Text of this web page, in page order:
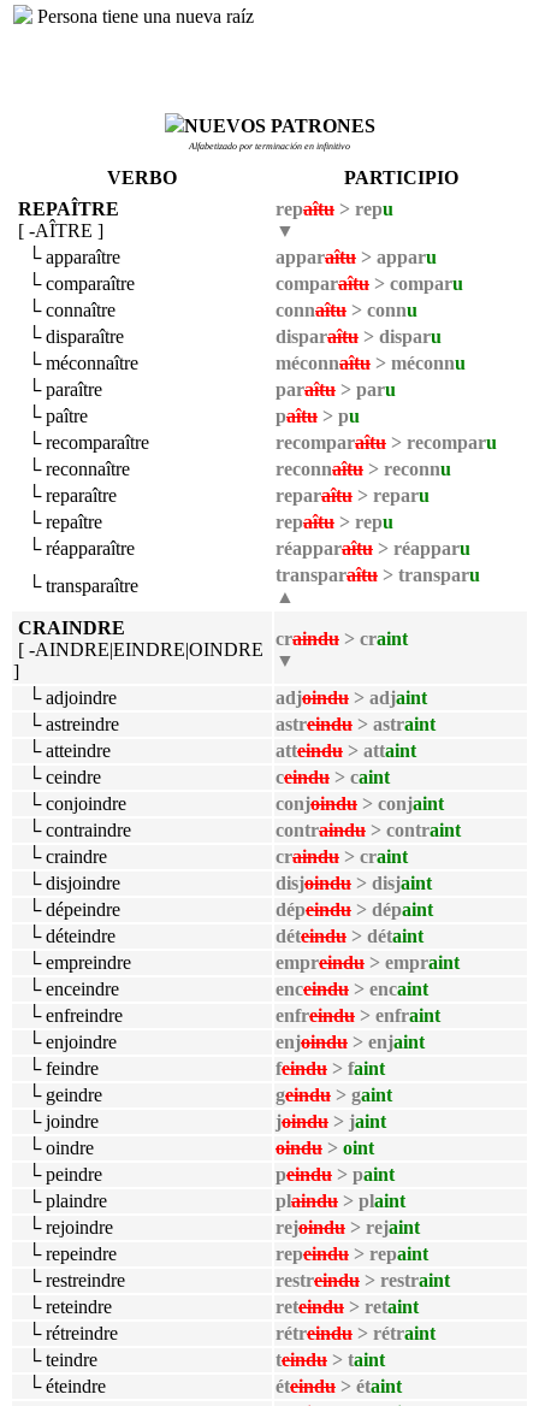
Persona tiene una nueva raíz
NUEVOS PATRONES
Alfabetizado por terminación en infinitivo
VERBO
PARTICIPIO
REPAÎTRE
[ -AÎTRE ]
repaîtu > repu
▼
└ apparaître
apparaîtu > apparu
└ comparaître
comparaîtu > comparu
└ connaître
connaîtu > connu
└ disparaître
disparaîtu > disparu
└ méconnaître
méconnaîtu > méconnu
└ paraître
paraîtu > paru
└ paître
paîtu > pu
└ recomparaître
recomparaîtu > recomparu
└ reconnaître
reconnaîtu > reconnu
└ reparaître
reparaîtu > reparu
└ repaître
repaîtu > repu
└ réapparaître
réapparaîtu > réapparu
└ transparaître
transparaîtu > transparu
▲
CRAINDRE
[ -AINDRE|EINDRE|OINDRE
]
craindu > craint
▼
└ adjoindre
adjoindu > adjaint
└ astreindre
astreindu > astraint
└ atteindre
atteindu > attaint
└ ceindre
ceindu > caint
└ conjoindre
conjoindu > conjaint
└ contraindre
contraindu > contraint
└ craindre
craindu > craint
└ disjoindre
disjoindu > disjaint
└ dépeindre
dépeindu > dépaint
└ déteindre
déteindu > détaint
└ empreindre
empreindu > empraint
└ enceindre
enceindu > encaint
└ enfreindre
enfreindu > enfraint
└ enjoindre
enjoindu > enjaint
└ feindre
feindu > faint
└ geindre
geindu > gaint
└ joindre
joindu > jaint
└ oindre
oindu > oint
└ peindre
peindu > paint
└ plaindre
plaindu > plaint
└ rejoindre
rejoindu > rejaint
└ repeindre
repeindu > repaint
└ restreindre
restreindu > restraint
└ reteindre
reteindu > retaint
└ rétreindre
rétreindu > rétraint
└ teindre
teindu > taint
└ éteindre
éteindu > étaint